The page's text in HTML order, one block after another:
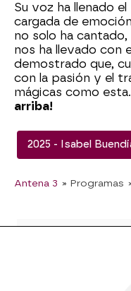
Su voz ha llenado
cargada de
no solo ha cantado,
nos ha llevado con
demostrado que,
con la pasión y el
mágicas como esta.
arriba!
2025 - Isabel
Antena 3 » Programas